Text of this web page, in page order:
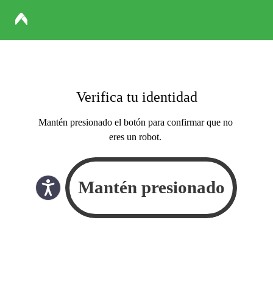
Verifica tu identidad
Mantén presionado el botón para confirmar que no
eres un robot.